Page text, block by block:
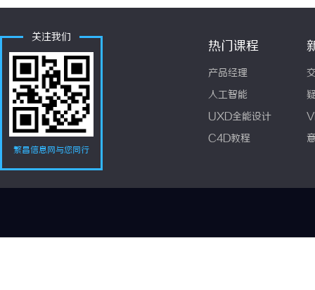
关注我们
繁昌信息网与您同行
热门课程
产品经理
人工智能
UXD全能设计
C4D教程